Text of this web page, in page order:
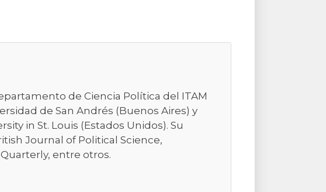
de Ciencia Política del ITAM
de San Andrés (Buenos Aires) y
in St. Louis (Estados Unidos). Su
Journal of Political Science,
entre otros.